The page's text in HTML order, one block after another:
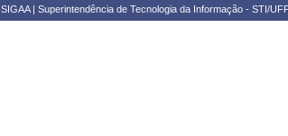
SIGAA | Superintendência de Tecnologia da Informação - STI/